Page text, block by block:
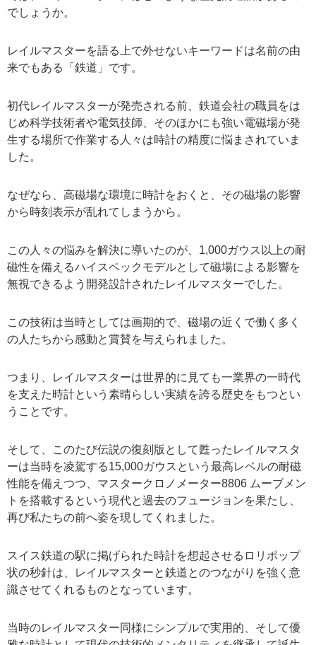
でしょうか。
レイルマスターを語る上で外せないキーワードは名前の由
来でもある「鉄道」です。
初代レイルマスターが発売される前、鉄道会社の職員をは
じめ科学技術者や電気技師、そのほかにも強い電磁場が発
生する場所で作業する人々は時計の精度に悩まされていま
した。
なぜなら、高磁場な環境に時計をおくと、その磁場の影響
から時刻表示が乱れてしまうから。
この人々の悩みを解決に導いたのが、1,000ガウス以上の耐
磁性を備えるハイスペックモデルとして磁場による影響を
無視できるよう開発設計されたレイルマスターでした。
この技術は当時としては画期的で、磁場の近くで働く多く
の人たちから感動と賞賛を与えられました。
つまり、レイルマスターは世界的に見ても一業界の一時代
を支えた時計という素晴らしい実績を誇る歴史をもつとい
うことです。
そして、このたび伝説の復刻版として甦ったレイルマスタ
ーは当時を凌駕する15,000ガウスという最高レベルの耐磁
性能を備えつつ、マスタークロノメーター8806 ムーブメン
トを搭載するという現代と過去のフュージョンを果たし、
再び私たちの前へ姿を現してくれました。
スイス鉄道の駅に掲げられた時計を想起させるロリポップ
状の秒針は、レイルマスターと鉄道とのつながりを強く意
識させてくれるものとなっています。
当時のレイルマスター同様にシンプルで実用的、そして優